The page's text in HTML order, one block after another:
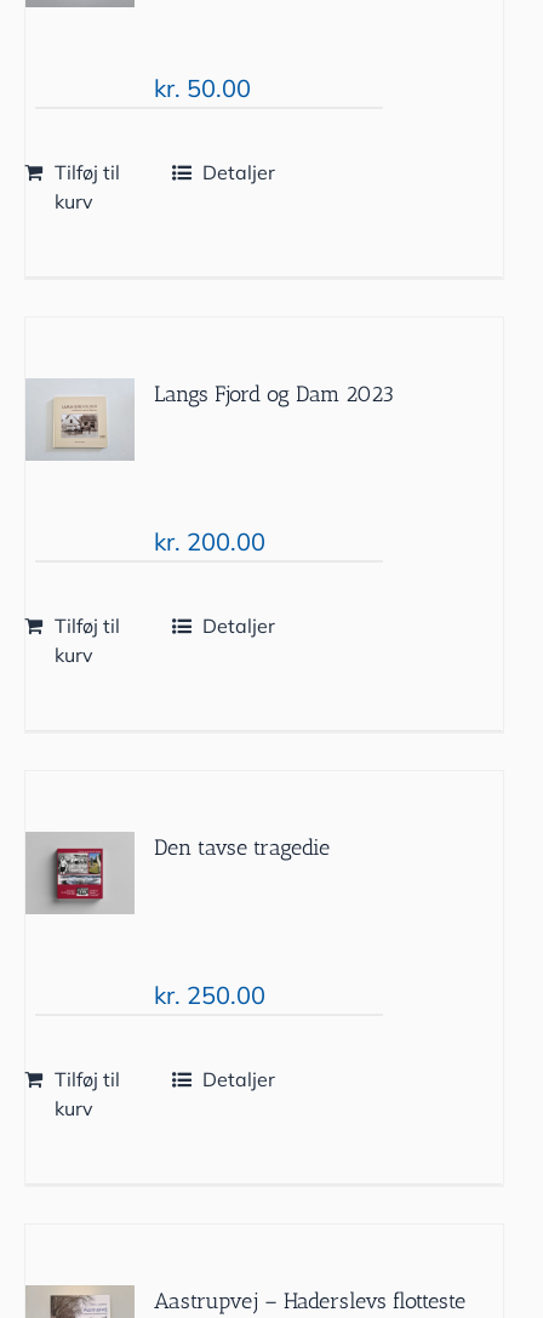
kr. 50.00
Tilføj til
kurv
Detaljer
Langs Fjord og Dam 2023
kr. 200.00
Tilføj til
kurv
Detaljer
Den tavse tragedie
kr. 250.00
Tilføj til
kurv
Detaljer
Aastrupvej – Haderslevs flotteste